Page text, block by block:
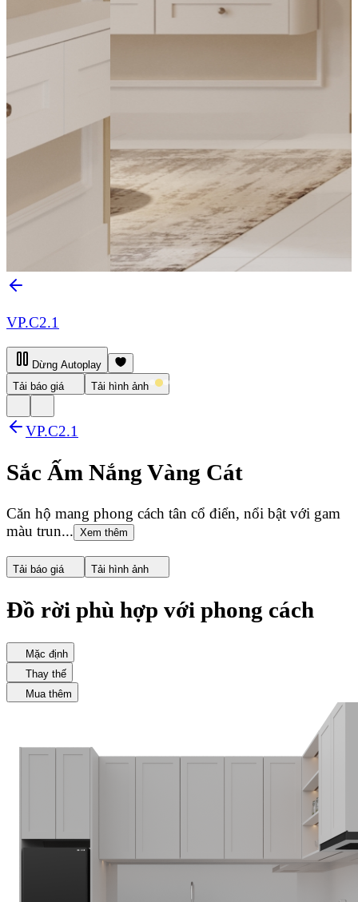
VP.C2.1
Dừng Autoplay
Tải báo giá
Tải hình ảnh
VP.C2.1
Sắc Ấm Nắng Vàng Cát
Căn hộ mang phong cách tân cổ điển, nổi bật với gam
màu trun... Xem thêm
Tải báo giá Tải hình ảnh
Đồ rời phù hợp với phong cách
Mặc định
Thay thế
Mua thêm